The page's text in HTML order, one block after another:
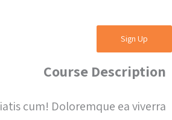
Sign Up
Course Description
cum! Doloremque ea viverra